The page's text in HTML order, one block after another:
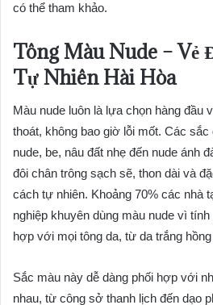
có thể tham khảo.
Tông Màu Nude – Vẻ
Tự Nhiên Hài Hòa
Màu nude luôn là lựa chọn hàng đầu
thoát, không bao giờ lỗi mốt. Các
nude, be, nâu đất nhẹ đến nude ánh
đôi chân trông sạch sẽ, thon dài và
cách tự nhiên. Khoảng 70% các nhà
nghiệp khuyên dùng màu nude vì
hợp với mọi tông da, từ da trắng
Sắc màu này dễ dàng phối hợp với
nhau, từ công sở thanh lịch đến dạo